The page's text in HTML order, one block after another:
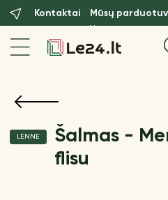
Kontaktai Mūsų
LENNE
Šalmas -
flisu